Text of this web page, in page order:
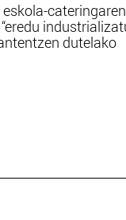
dutelako